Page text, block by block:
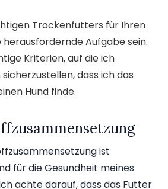
Trockenfutters für Ihren
Aufgabe sein.
Kriterien, auf die ich
dass ich das
Hund finde.
ist
für die Gesundheit meines
achte darauf, dass das Futter